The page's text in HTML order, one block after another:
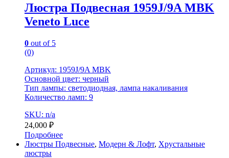
Люстра Подвесная 1959J/9A MBK
Veneto Luce
0 out of 5
(0)
Артикул: 1959J/9A MBK
Основной цвет: черный
Тип лампы: светодиодная, лампа накаливания
Количество ламп: 9
SKU: n/a
24,000 ₽
Подробнее
Люстры Подвесные, Модерн & Лофт, Хрустальные
люстры